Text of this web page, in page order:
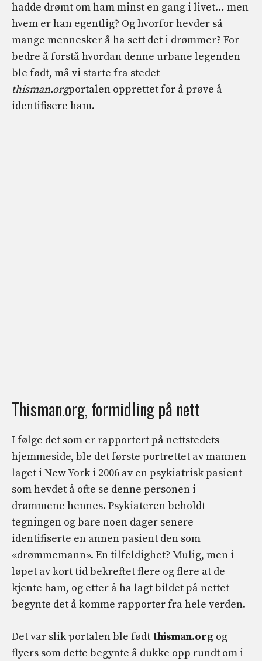
hadde drømt om ham minst en gang i livet… men
hvem er han egentlig? Og hvorfor hevder så
mange mennesker å ha sett det i drømmer? For
bedre å forstå hvordan denne urbane legenden
ble født, må vi starte fra stedet
thisman.orgportalen opprettet for å prøve å
identifisere ham.
Thisman.org, formidling på nett
I følge det som er rapportert på nettstedets
hjemmeside, ble det første portrettet av mannen
laget i New York i 2006 av en psykiatrisk pasient
som hevdet å ofte se denne personen i
drømmene hennes. Psykiateren beholdt
tegningen og bare noen dager senere
identifiserte en annen pasient den som
«drømmemann». En tilfeldighet? Mulig, men i
løpet av kort tid bekreftet flere og flere at de
kjente ham, og etter å ha lagt bildet på nettet
begynte det å komme rapporter fra hele verden.
Det var slik portalen ble født thisman.org og
flyers som dette begynte å dukke opp rundt om i